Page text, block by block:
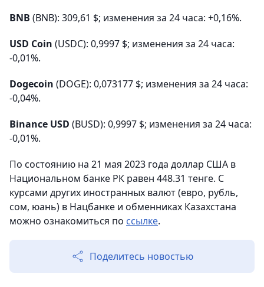
BNB (BNB): 309,61 $; изменения за 24 часа: +0,16%.
USD Coin (USDC): 0,9997 $; изменения за 24 часа:
-0,01%.
Dogecoin (DOGE): 0,073177 $; изменения за 24 часа:
-0,04%.
Binance USD (BUSD): 0,9997 $; изменения за 24 часа:
-0,01%.
По состоянию на 21 мая 2023 года доллар США в
Национальном банке РК равен 448.31 тенге. С
курсами других иностранных валют (евро, рубль,
сом, юань) в Нацбанке и обменниках Казахстана
можно ознакомиться по ссылке.
Поделитесь новостью